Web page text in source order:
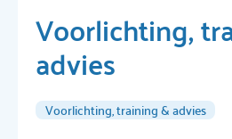
Voorlichting,
advies
Voorlichting, training & advies